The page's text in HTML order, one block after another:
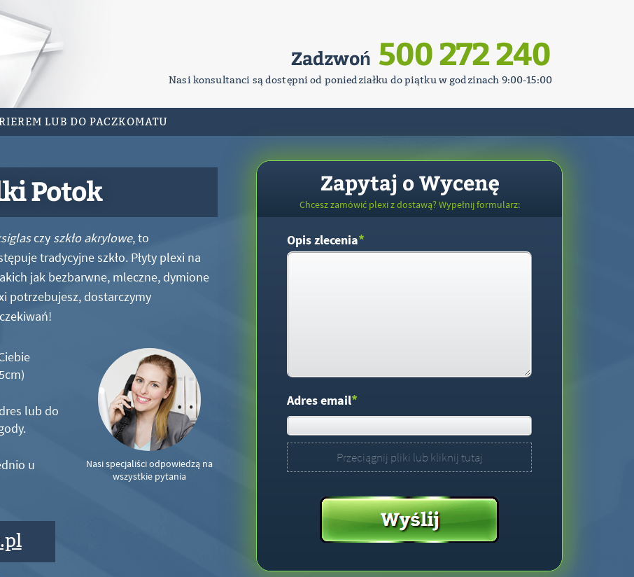
Zadzwoń 500 272 240
Nasi konsultanci są dostępni od poniedziałku do piątku w godzinach 9:00-15:00
LUB DO PACZKOMATU
Potok
czy szkło akrylowe, to
tradycyjne szkło. Płyty plexi na
jak bezbarwne, mleczne, dymione
potrzebujesz, dostarczymy
lub do
u
Nasi specjaliści odpowiedzą na
wszystkie pytania
Zapytaj o Wycenę
Chcesz zamówić plexi z dostawą? Wypełnij formularz:
Opis zlecenia*
Adres email*
Przeciągnij pliki lub kliknij tutaj